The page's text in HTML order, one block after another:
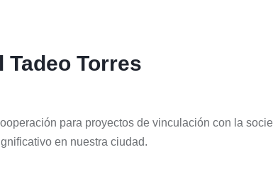
Torres
para proyectos de vinculación con la
en nuestra ciudad.